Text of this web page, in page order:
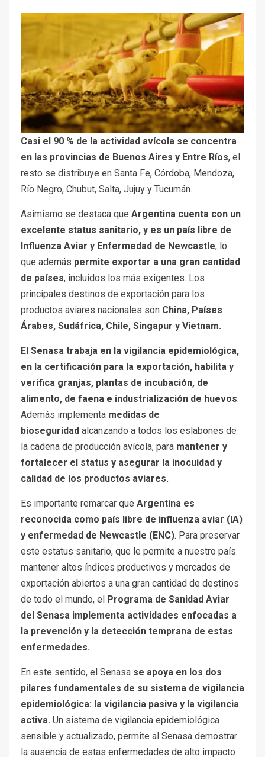
Casi el 90 % de la actividad avícola se concentra
en las provincias de Buenos Aires y Entre Ríos, el
resto se distribuye en Santa Fe, Córdoba, Mendoza,
Río Negro, Chubut, Salta, Jujuy y Tucumán.
Asimismo se destaca que Argentina cuenta con un
excelente status sanitario, y es un país libre de
Influenza Aviar y Enfermedad de Newcastle, lo
que además permite exportar a una gran cantidad
de países, incluidos los más exigentes. Los
principales destinos de exportación para los
productos aviares nacionales son China, Países
Árabes, Sudáfrica, Chile, Singapur y Vietnam.
El Senasa trabaja en la vigilancia epidemiológica,
en la certificación para la exportación, habilita y
verifica granjas, plantas de incubación, de
alimento, de faena e industrialización de huevos.
Además implementa medidas de
bioseguridad alcanzando a todos los eslabones de
la cadena de producción avícola, para mantener y
fortalecer el status y asegurar la inocuidad y
calidad de los productos aviares.
Es importante remarcar que Argentina es
reconocida como país libre de influenza aviar (IA)
y enfermedad de Newcastle (ENC). Para preservar
este estatus sanitario, que le permite a nuestro país
mantener altos índices productivos y mercados de
exportación abiertos a una gran cantidad de destinos
de todo el mundo, el Programa de Sanidad Aviar
del Senasa implementa actividades enfocadas a
la prevención y la detección temprana de estas
enfermedades.
En este sentido, el Senasa se apoya en los dos
pilares fundamentales de su sistema de vigilancia
epidemiológica: la vigilancia pasiva y la vigilancia
activa. Un sistema de vigilancia epidemiológica
sensible y actualizado, permite al Senasa demostrar
la ausencia de estas enfermedades de alto impacto